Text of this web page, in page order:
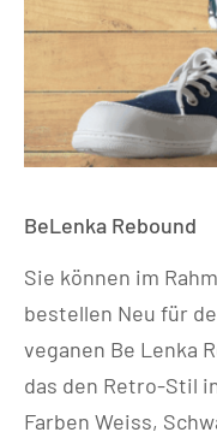
BeLenka Rebound
Sie können im
bestellen Neu für
veganen Be Lenka
das den Retro-Stil
Farben Weiss,